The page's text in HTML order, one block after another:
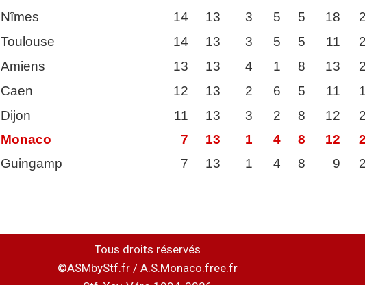
Nîmes 14 13 3 5 5 18
Toulouse 14 13 3 5 5 11
Amiens 13 13 4 1 8 13
Caen 12 13 2 6 5 11
Dijon 11 13 3 2 8 12
Monaco 7 13 1 4 8 12
Guingamp 7 13 1 4 8 9
Tous droits réservés
©ASMbyStf.fr / A.S.Monaco.free.fr